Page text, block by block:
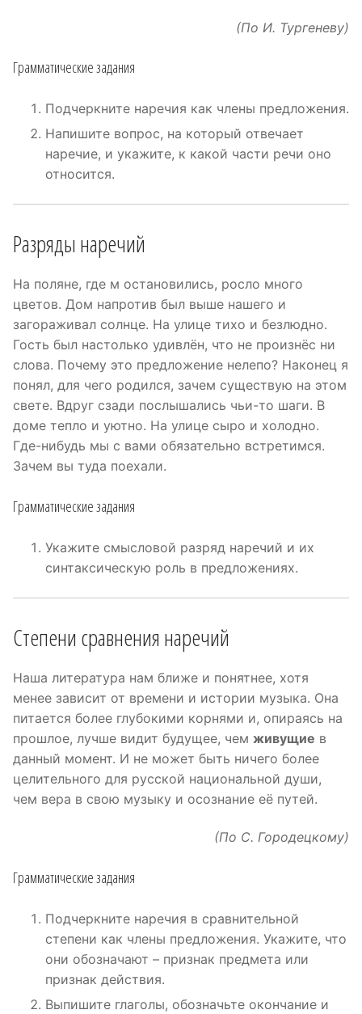
(По И. Тургеневу)
Грамматические задания
Подчеркните наречия как члены предложения.
Напишите вопрос, на который отвечает
наречие, и укажите, к какой части речи оно
относится.
Разряды наречий
На поляне, где м остановились, росло много
цветов. Дом напротив был выше нашего и
загораживал солнце. На улице тихо и безлюдно.
Гость был настолько удивлён, что не произнёс ни
слова. Почему это предложение нелепо? Наконец я
понял, для чего родился, зачем существую на этом
свете. Вдруг сзади послышались чьи-то шаги. В
доме тепло и уютно. На улице сыро и холодно.
Где-нибудь мы с вами обязательно встретимся.
Зачем вы туда поехали.
Грамматические задания
Укажите смысловой разряд наречий и их
синтаксическую роль в предложениях.
Степени сравнения наречий
Наша литература нам ближе и понятнее, хотя
менее зависит от времени и истории музыка. Она
питается более глубокими корнями и, опираясь на
прошлое, лучше видит будущее, чем живущие в
данный момент. И не может быть ничего более
целительного для русской национальной души,
чем вера в свою музыку и осознание её путей.
(По С. Городецкому)
Грамматические задания
Подчеркните наречия в сравнительной
степени как члены предложения. Укажите, что
они обозначают – признак предмета или
признак действия.
Выпишите глаголы, обозначьте окончание и